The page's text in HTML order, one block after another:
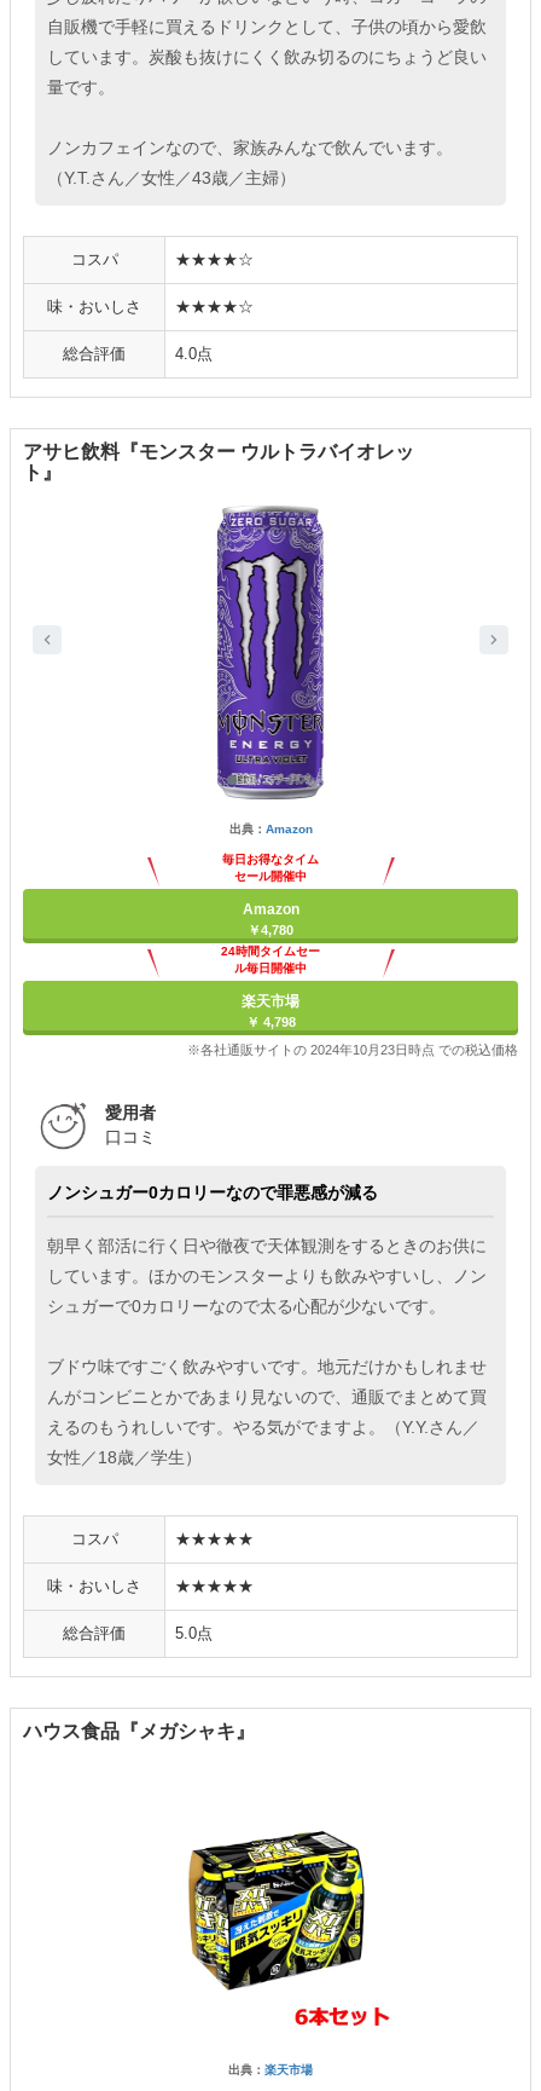
自販機で手軽に買えるドリンクとして、子供の頃から愛飲
しています。炭酸も抜けにくく飲み切るのにちょうど良い
量です。
ノンカフェインなので、家族みんなで飲んでいます。
（Y.T.さん／女性／43歳／主婦）
コスパ ★★★★☆
味・おいしさ ★★★★☆
総合評価 4.0点
アサヒ飲料『モンスター ウルトラバイオレッ
ト』
出典： Amazon
毎日お得なタイム
セール開催中
Amazon
￥4,780
24時間タイムセー
ル毎日開催中
楽天市場
￥ 4,798
※各社通販サイトの 2024年10月23日時点 での税込価格
愛用者
口コミ
ノンシュガー0カロリーなので罪悪感が減る
朝早く部活に行く日や徹夜で天体観測をするときのお供に
しています。ほかのモンスターよりも飲みやすいし、ノン
シュガーで0カロリーなので太る心配が少ないです。
ブドウ味ですごく飲みやすいです。地元だけかもしれませ
んがコンビニとかであまり見ないので、通販でまとめて買
えるのもうれしいです。やる気がでますよ。（Y.Y.さん／
女性／18歳／学生）
コスパ ★★★★★
味・おいしさ ★★★★★
総合評価 5.0点
ハウス食品『メガシャキ』
出典： 楽天市場